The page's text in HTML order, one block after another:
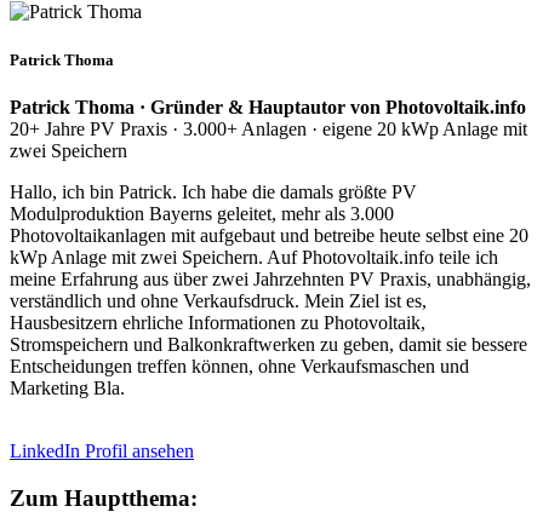
Patrick Thoma
Patrick Thoma · Gründer & Hauptautor von Photovoltaik.info
20+ Jahre PV Praxis · 3.000+ Anlagen · eigene 20 kWp Anlage mit
zwei Speichern
Hallo, ich bin Patrick. Ich habe die damals größte PV
Modulproduktion Bayerns geleitet, mehr als 3.000
Photovoltaikanlagen mit aufgebaut und betreibe heute selbst eine 20
kWp Anlage mit zwei Speichern. Auf Photovoltaik.info teile ich
meine Erfahrung aus über zwei Jahrzehnten PV Praxis, unabhängig,
verständlich und ohne Verkaufsdruck. Mein Ziel ist es,
Hausbesitzern ehrliche Informationen zu Photovoltaik,
Stromspeichern und Balkonkraftwerken zu geben, damit sie bessere
Entscheidungen treffen können, ohne Verkaufsmaschen und
Marketing Bla.
LinkedIn Profil ansehen
Zum Hauptthema: